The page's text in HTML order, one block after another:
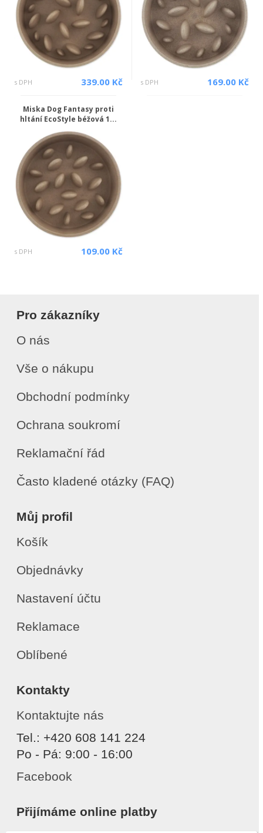
s DPH 339.00 Kč s DPH 169.00 Kč
Miska Dog Fantasy proti
hltání EcoStyle béžová 1...
s DPH 109.00 Kč
Pro zákazníky
O nás
Vše o nákupu
Obchodní podmínky
Ochrana soukromí
Reklamační řád
Často kladené otázky (FAQ)
Můj profil
Košík
Objednávky
Nastavení účtu
Reklamace
Oblíbené
Kontakty
Kontaktujte nás
Tel.: +420 608 141 224
Po - Pá: 9:00 - 16:00
Facebook
Přijímáme online platby